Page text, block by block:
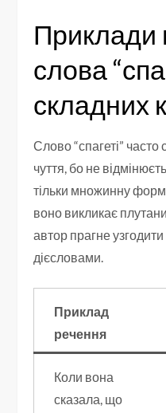
Приклади
слова
складних
Слово “спагеті”
чуття, бо не
тільки множинну
воно викликає
автор прагне
дієсловами.
Приклад
речення
Коли вона
сказала, що